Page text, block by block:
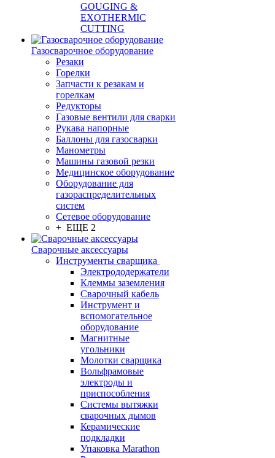
GOUGING &
EXOTHERMIC
CUTTING
Газосварочное оборудование
Резаки
Горелки
Запчасти к резакам и
горелкам
Редукторы
Газовые вентили для сварки
Рукава напорные
Баллоны для газосварки
Манометры
Машины газовой резки
Медицинское оборудование
Оборудование для
газораспределительных
систем
Сетевое оборудование
+ ЕЩЕ 2
Сварочные аксессуары
Инструменты сварщика
Электрододержатели
Клеммы заземления
Сварочный кабель
Инструмент и
вспомогательное
оборудование
Магнитные
угольники
Молотки сварщика
Вольфрамовые
электроды и
приспособления
Системы вытяжки
сварочных дымов
Керамические
подкладки
Упаковка Marathon